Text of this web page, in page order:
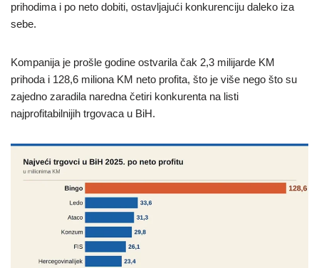
prihodima i po neto dobiti, ostavljajući konkurenciju daleko iza
sebe.
Kompanija je prošle godine ostvarila čak 2,3 milijarde KM
prihoda i 128,6 miliona KM neto profita, što je više nego što su
zajedno zaradila naredna četiri konkurenta na listi
najprofitabilnijih trgovaca u BiH.